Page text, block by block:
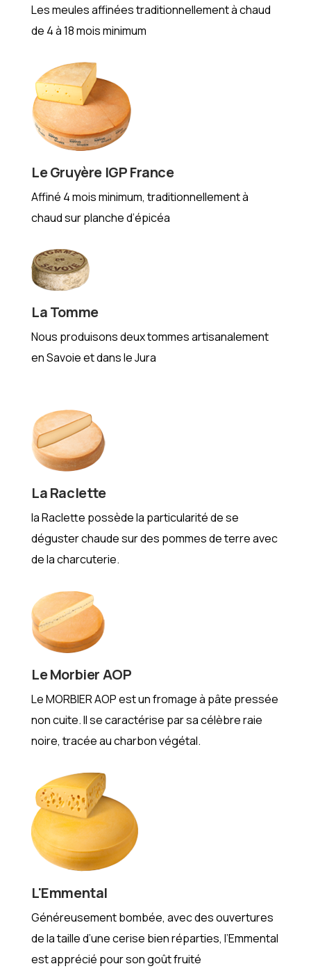
Les meules affinées traditionnellement à chaud
de 4 à 18 mois minimum
Le Gruyère IGP France
Affiné 4 mois minimum, traditionnellement à
chaud sur planche d’épicéa
La Tomme
Nous produisons deux tommes artisanalement
en Savoie et dans le Jura
La Raclette
la Raclette possède la particularité de se
déguster chaude sur des pommes de terre avec
de la charcuterie.
Le Morbier AOP
Le MORBIER AOP est un fromage à pâte pressée
non cuite. Il se caractérise par sa célèbre raie
noire, tracée au charbon végétal.
L'Emmental
Généreusement bombée, avec des ouvertures
de la taille d’une cerise bien réparties, l’Emmental
est apprécié pour son goût fruité